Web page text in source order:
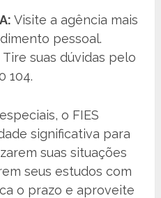
Visite a agência mais
pessoal.
Tire suas dúvidas pelo
104.
o FIES
significativa para
suas situações
seus estudos com
o prazo e aproveite